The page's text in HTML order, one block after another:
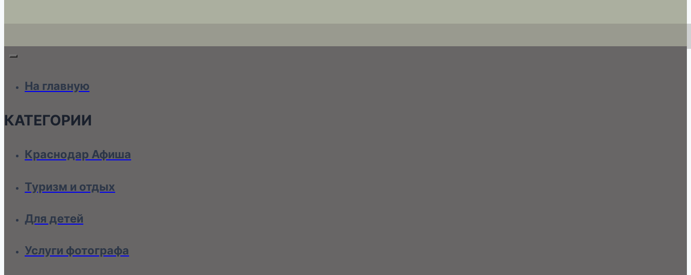
На главную
КАТЕГОРИИ
Краснодар Афиша
Туризм и отдых
Для детей
Услуги фотографа